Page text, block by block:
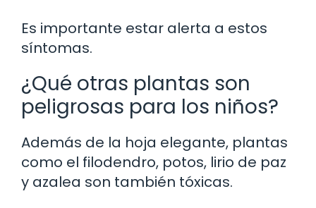
Es importante estar alerta a estos
síntomas.
¿Qué otras plantas son
peligrosas para los niños?
Además de la hoja elegante, plantas
como el filodendro, potos, lirio de paz
y azalea son también tóxicas.